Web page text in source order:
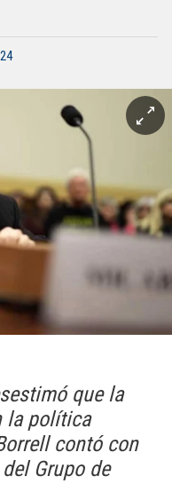
que la
la política
contó con
Grupo de